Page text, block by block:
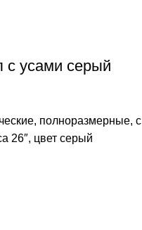
с усами серый
полноразмерные, с
26″, цвет серый